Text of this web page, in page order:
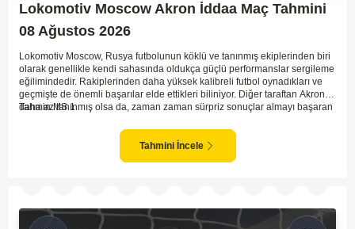
Lokomotiv Moscow Akron İddaa Maç Tahmini
08 Ağustos 2026
Lokomotiv Moscow, Rusya futbolunun köklü ve tanınmış ekiplerinden biri
olarak genellikle kendi sahasında oldukça güçlü performanslar sergileme
eğilimindedir. Rakiplerinden daha yüksek kalibreli futbol oynadıkları ve
geçmişte de önemli başarılar elde ettikleri biliniyor. Diğer taraftan Akron,
daha az tanınmış olsa da, zaman zaman sürpriz sonuçlar almayı başaran
ve güçlü ekipler karşısında istikrarlı bir performans sergilemekte
zorlanabilirler. Lokomotiv Moscow'un mevcut form durumunun ve evinde
oynama avantajının, bu karşılaşmada belirleyici olması muhtemel
Tahmin MS 1
Tahmini İncele